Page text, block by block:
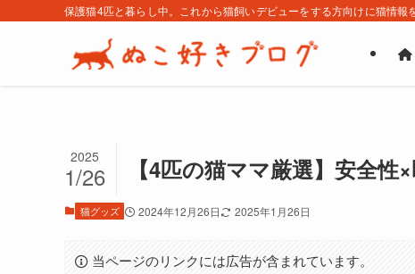
保護猫4匹と暮らし中。これから猫飼いデビューをする方向けに猫情報
【4匹の猫ママ厳選】安全
2025
1/26
猫グッズ 2024年12月26日 2025年1月26日
当ページのリンクには広告が含まれています。